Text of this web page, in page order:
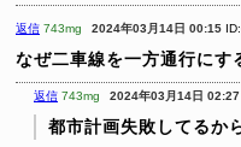
返信 743mg 2024年03月14日 00:15
なぜ二車線を一方通行にす
返信 743mg 2024年03月14日 02:27
都市計画失敗してるか